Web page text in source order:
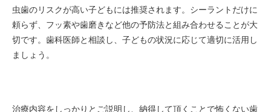
虫歯のリスクが高い子どもには推奨されます。シーラントだけに
頼らず、フッ素や歯磨きなど他の予防法と組み合わせることが大
切です。歯科医師と相談し、子どもの状況に応じて適切に活用し
ましょう。
治療内容をしっかりとご説明し、納得して頂くことで怖くない歯